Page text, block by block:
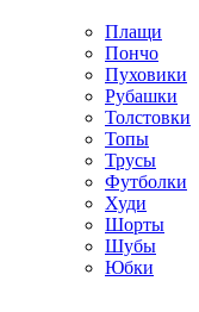
Плащи
Пончо
Пуховики
Рубашки
Толстовки
Топы
Трусы
Футболки
Худи
Шорты
Шубы
Юбки